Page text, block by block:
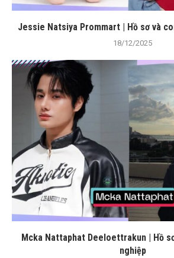
Jessie Natsiya Prommart | Hồ sơ và
18/12/2025
Mcka Nattaphat Deeloettrakun | Hồ
nghiệp